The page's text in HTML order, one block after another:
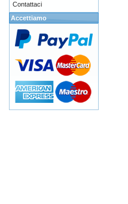
Contattaci
Accettiamo